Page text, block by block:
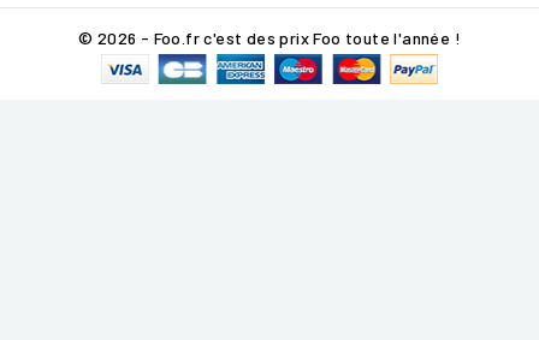
© 2026 - Foo.fr c'est des prix Foo toute l'année !